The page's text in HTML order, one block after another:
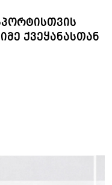
ქვეყანასთან